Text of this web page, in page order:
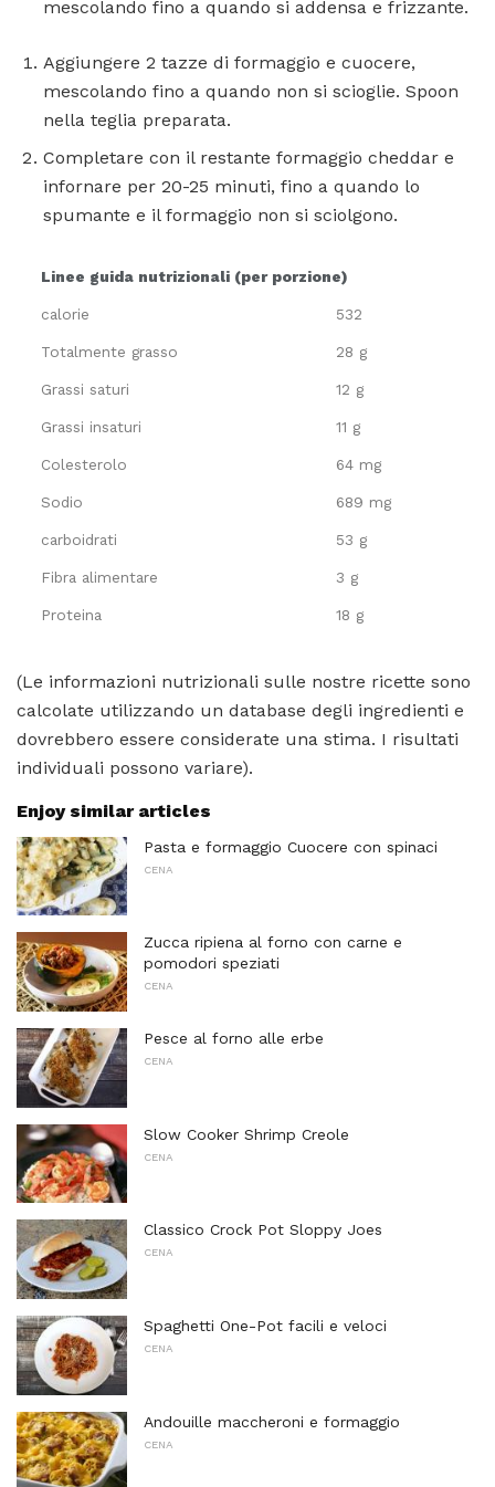
mescolando fino a quando si addensa e frizzante.
Aggiungere 2 tazze di formaggio e cuocere,
mescolando fino a quando non si scioglie. Spoon
nella teglia preparata.
Completare con il restante formaggio cheddar e
infornare per 20-25 minuti, fino a quando lo
spumante e il formaggio non si sciolgono.
Linee guida nutrizionali (per porzione)
calorie 532
Totalmente grasso 28 g
Grassi saturi 12 g
Grassi insaturi 11 g
Colesterolo 64 mg
Sodio 689 mg
carboidrati 53 g
Fibra alimentare 3 g
Proteina 18 g
(Le informazioni nutrizionali sulle nostre ricette sono
calcolate utilizzando un database degli ingredienti e
dovrebbero essere considerate una stima. I risultati
individuali possono variare).
Enjoy similar articles
Pasta e formaggio Cuocere con spinaci
CENA
Zucca ripiena al forno con carne e
pomodori speziati
CENA
Pesce al forno alle erbe
CENA
Slow Cooker Shrimp Creole
CENA
Classico Crock Pot Sloppy Joes
CENA
Spaghetti One-Pot facili e veloci
CENA
Andouille maccheroni e formaggio
CENA